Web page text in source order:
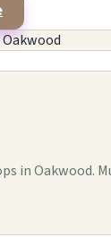
Oakwood
in Oakwood.